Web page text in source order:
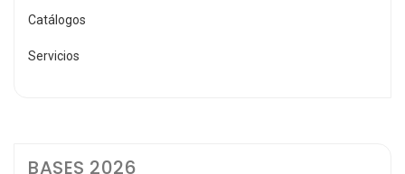
Catálogos
Servicios
BASES 2026